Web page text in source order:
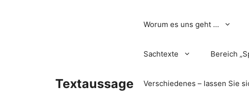
Textaussage
Worum es uns geht …
Sachtexte Bereich
Verschiedenes – lassen Sie